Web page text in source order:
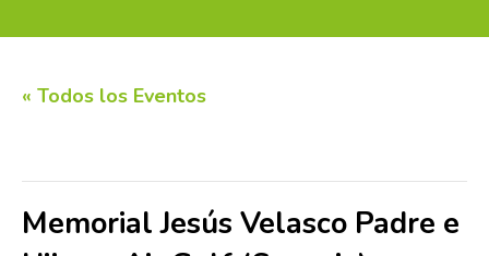
« Todos los Eventos
Memorial Jesús Velasco Padre e